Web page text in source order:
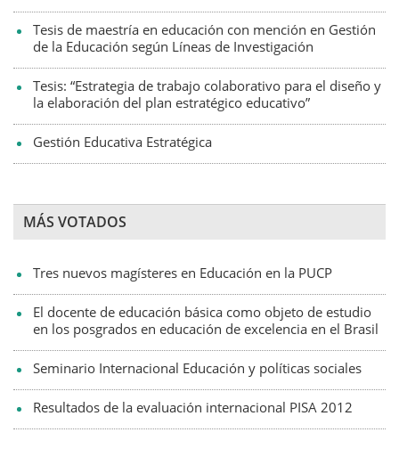
Tesis de maestría en educación con mención en Gestión
de la Educación según Líneas de Investigación
Tesis: “Estrategia de trabajo colaborativo para el diseño y
la elaboración del plan estratégico educativo”
Gestión Educativa Estratégica
MÁS VOTADOS
Tres nuevos magísteres en Educación en la PUCP
El docente de educación básica como objeto de estudio
en los posgrados en educación de excelencia en el Brasil
Seminario Internacional Educación y políticas sociales
Resultados de la evaluación internacional PISA 2012